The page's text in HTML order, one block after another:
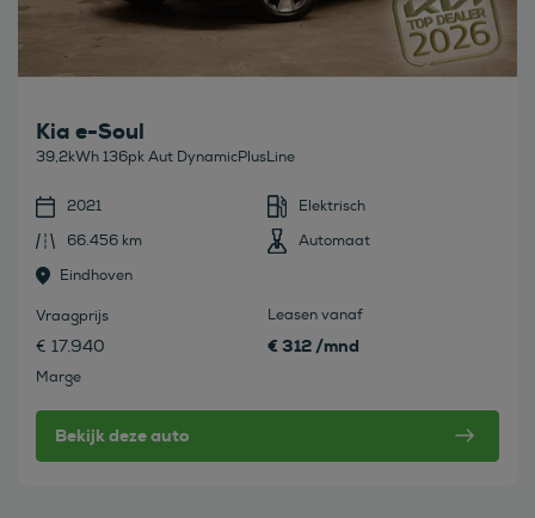
Kia e-Soul
39,2kWh 136pk Aut DynamicPlusLine
2021
Elektrisch
66.456 km
Automaat
Eindhoven
Vraagprijs
€ 17.940
Marge
Leasen vanaf
€ 312 /mnd
Bekijk deze auto